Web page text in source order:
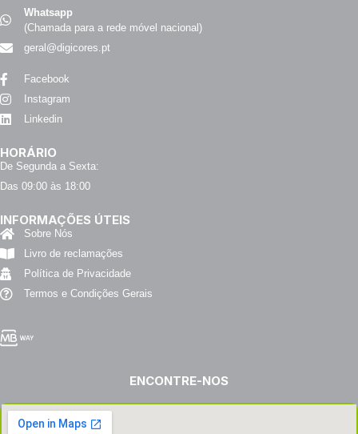
Whatsapp
(Chamada para a rede móvel nacional)
geral@digicores.pt
Facebook
Instagram
Linkedin
HORÁRIO
De Segunda a Sexta:
Das 09:00 às 18:00
INFORMAÇÕES ÚTEIS
Sobre Nós
Livro de reclamações
Política de Privacidade
Termos e Condições Gerais
ENCONTRE-NOS